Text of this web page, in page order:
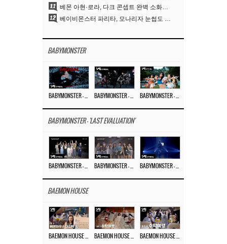
11 베몬 아현·로라, 다크 콘셉트 완벽 소화…’문’ 비주얼 포토 공개
12 베이비몬스터 파리타, 모나리자 눈썹도 완벽 소화‥아사와 강렬 아우라
BABYMONSTER
BABYMONSTER - 'LAST EVALUATION'
BAEMON HOUSE